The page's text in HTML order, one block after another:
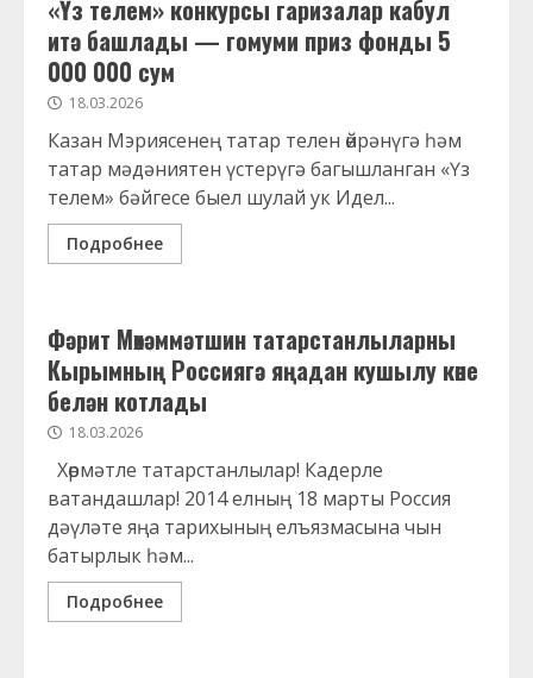
«Үз телем» конкурсы гаризалар кабул
итә башлады — гомуми приз фонды 5
000 000 сум
18.03.2026
Казан Мэриясенең татар телен өйрәнүгә һәм
татар мәдәниятен үстерүгә багышланган «Үз
телем» бәйгесе быел шулай ук Идел...
Подробнее
Фәрит Мөхәммәтшин татарстанлыларны
Кырымның Россиягә яңадан кушылу көне
белән котлады
18.03.2026
Хөрмәтле татарстанлылар! Кадерле
ватандашлар! 2014 елның 18 марты Россия
дәүләте яңа тарихының елъязмасына чын
батырлык һәм...
Подробнее